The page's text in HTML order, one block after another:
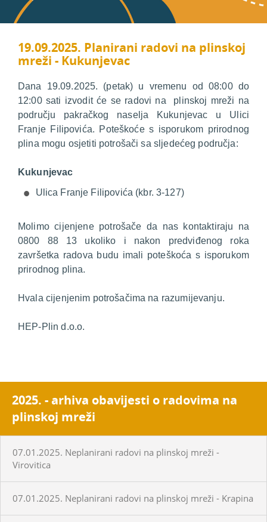
19.09.2025. Planirani radovi na plinskoj
mreži - Kukunjevac
Dana 19.09.2025. (petak) u vremenu od 08:00 do
12:00 sati izvodit će se radovi na plinskoj mreži na
području pakračkog naselja Kukunjevac u Ulici
Franje Filipovića. Poteškoće s isporukom prirodnog
plina mogu osjetiti potrošači sa sljedećeg područja:
Kukunjevac
Ulica Franje Filipovića (kbr. 3-127)
Molimo cijenjene potrošače da nas kontaktiraju na
0800 88 13 ukoliko i nakon predviđenog roka
završetka radova budu imali poteškoća s isporukom
prirodnog plina.
Hvala cijenjenim potrošačima na razumijevanju.
HEP-Plin d.o.o.
2025. - arhiva obavijesti o radovima na
plinskoj mreži
07.01.2025. Neplanirani radovi na plinskoj mreži -
Virovitica
07.01.2025. Neplanirani radovi na plinskoj mreži - Krapina